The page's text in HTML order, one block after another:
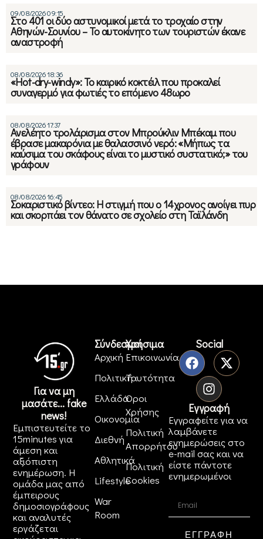
09/08/2026 09:15
Στο 401 οι δύο αστυνομικοί μετά το τροχαίο στην
Αθηνών-Σουνίου – Το αυτοκίνητο των τουριστών έκανε
αναστροφή
08/08/2026 18:36
«Hot-dry-windy»: Το καιρικό κοκτέιλ που προκαλεί
συναγερμό για φωτιές το επόμενο 48ωρο
08/08/2026 17:37
Ανελέητο τρολάρισμα στον Μπρούκλιν Μπέκαμ που
έβρασε μακαρόνια με θαλασσινό νερό: «Μήπως τα
καύσιμα του σκάφους είναι το μυστικό συστατικό;» του
γράφουν
08/08/2026 16:45
Σοκαριστικό βίντεο: Η στιγμή που ο 14χρονος ανοίγει πυρ
και σκορπάει τον θάνατο σε σχολείο στη Ταϊλάνδη
Για να μη
μασάτε... fake
news!
Εμπιστευτείτε το
15minutes για
άμεση και
αξιόπιστη
ενημέρωση. Η
ομάδα μας από
έμπειρους
δημοσιογράφους
και αναλυτές
εργάζεται
Σύνδεσμοι
Αρχική
Πολιτική
Ελλάδα
Οικονομία
Διεθνή
Αθλητικά
Lifestyle
War
Room
Χρήσιμα
Επικοινωνία
Ταυτότητα
Όροι
Χρήσης
Πολιτική
Απορρήτου
Πολιτική
Cookies
Social
Εγγραφή
Εγγραφείτε για να
λαμβάνετε
ενημερώσεις στο
e-mail σας και να
είστε πάντοτε
ενημερωμένοι
ΕΓΓΡΑΦΗ